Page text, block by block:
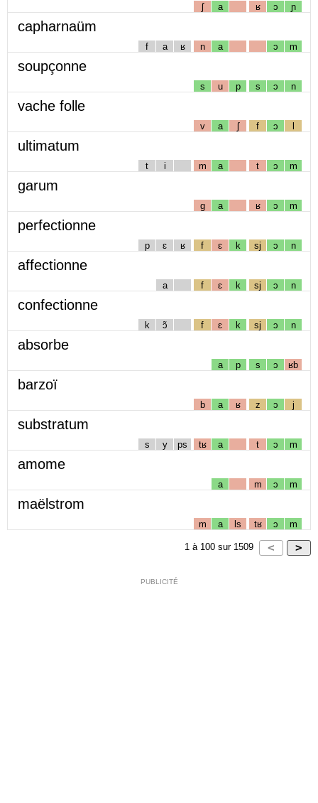
ʃ a ʁ ɔ ɲ
capharnaüm
f a ʁ n a ɔ m
soupçonne
s u p s ɔ n
vache folle
v a ʃ f ɔ l
ultimatum
t i m a t ɔ m
garum
g a ʁ ɔ m
perfectionne
p ɛ ʁ f ɛ k sj ɔ n
affectionne
a f ɛ k sj ɔ n
confectionne
k ɔ̃ f ɛ k sj ɔ n
absorbe
a p s ɔ ʁb
barzoï
b a ʁ z ɔ j
substratum
s y ps tʁ a t ɔ m
amome
a m ɔ m
maëlstrom
m a ls tʁ ɔ m
1 à 100 sur 1509
PUBLICITÉ